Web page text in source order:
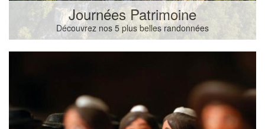
Journées Patrimoine
Découvrez nos 5 plus belles randonnées